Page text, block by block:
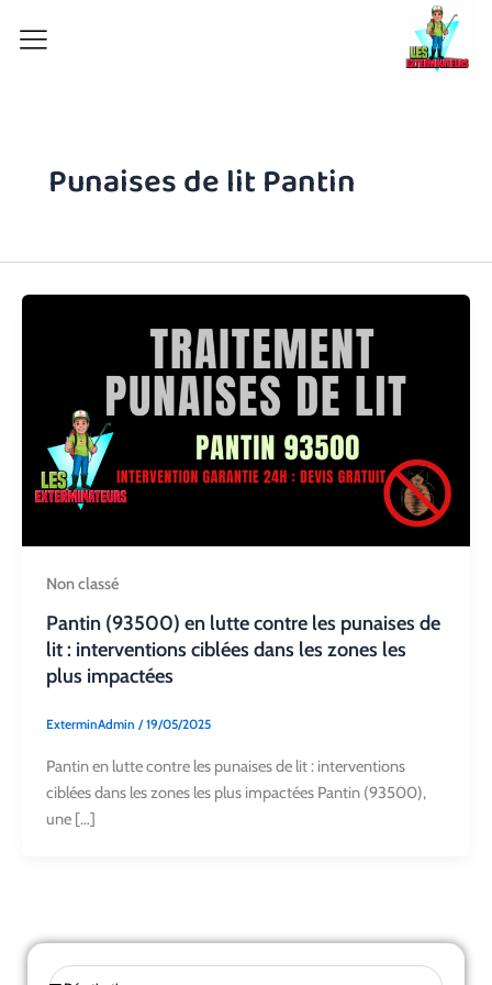
Punaises de lit Pantin
Non classé
Pantin (93500) en lutte contre les punaises de
lit : interventions ciblées dans les zones les
plus impactées
ExterminAdmin /19/05/2025
Pantin en lutte contre les punaises de lit : interventions
ciblées dans les zones les plus impactées Pantin (93500),
une […]